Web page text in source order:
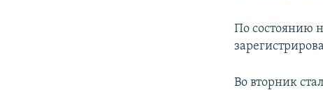
По состоянию
Во вторник